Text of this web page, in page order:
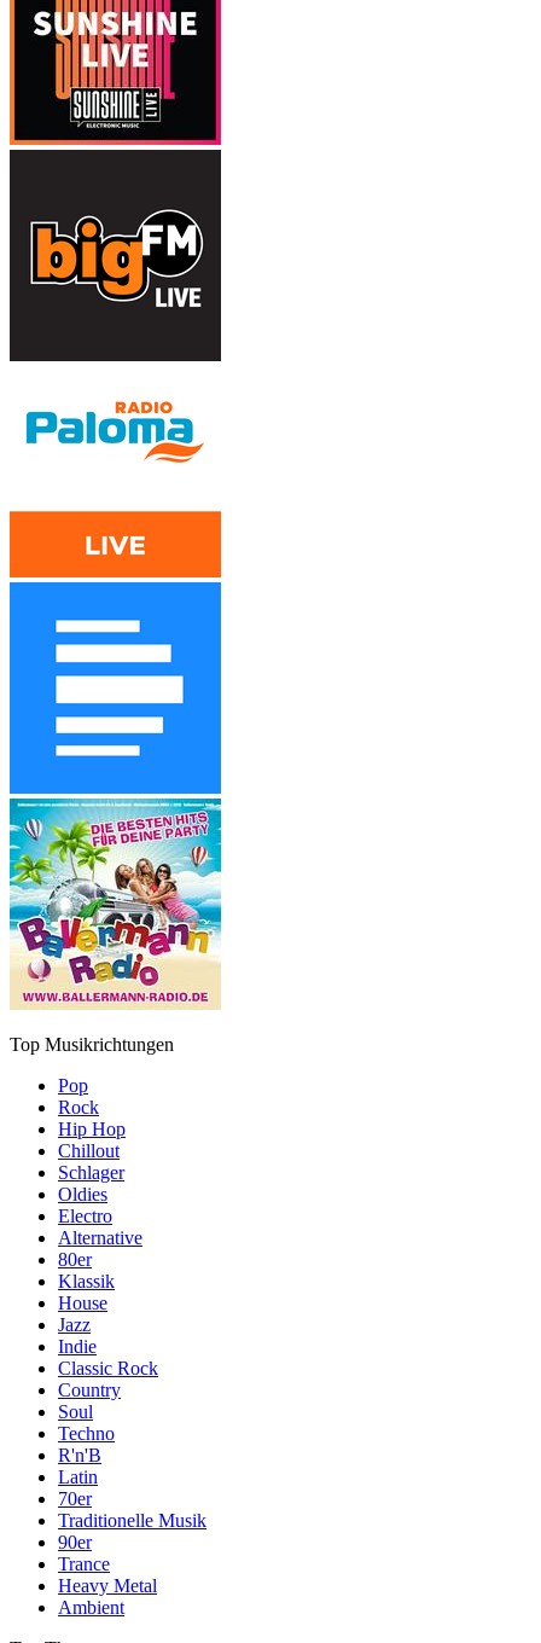
Top Musikrichtungen
Pop
Rock
Hip Hop
Chillout
Schlager
Oldies
Electro
Alternative
80er
Klassik
House
Jazz
Indie
Classic Rock
Country
Soul
Techno
R'n'B
Latin
70er
Traditionelle Musik
90er
Trance
Heavy Metal
Ambient